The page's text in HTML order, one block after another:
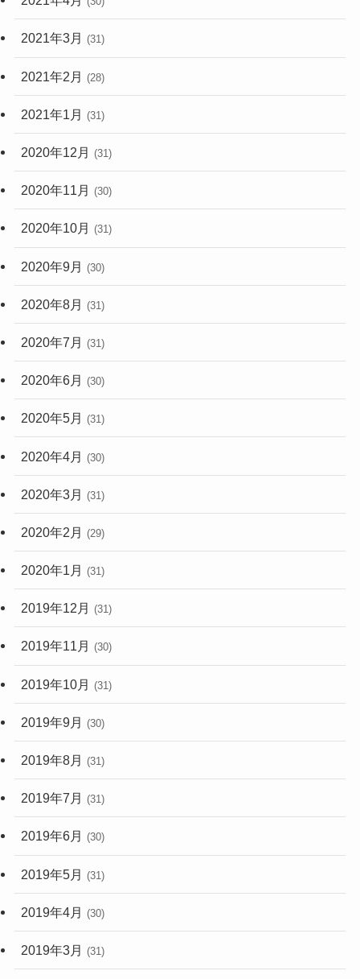
2021年3月 (31)
2021年2月 (28)
2021年1月 (31)
2020年12月 (31)
2020年11月 (30)
2020年10月 (31)
2020年9月 (30)
2020年8月 (31)
2020年7月 (31)
2020年6月 (30)
2020年5月 (31)
2020年4月 (30)
2020年3月 (31)
2020年2月 (29)
2020年1月 (31)
2019年12月 (31)
2019年11月 (30)
2019年10月 (31)
2019年9月 (30)
2019年8月 (31)
2019年7月 (31)
2019年6月 (30)
2019年5月 (31)
2019年4月 (30)
2019年3月 (31)